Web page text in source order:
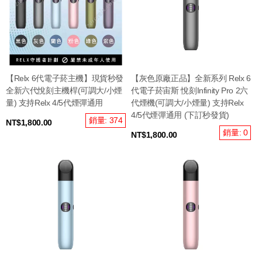
【Relx 6代電子菸主機】現貨秒發
全新六代悅刻主機桿(可調大/小煙
量) 支持Relx 4/5代煙彈通用
NT$1,800.00 銷量: 374
【灰色原廠正品】全新系列 Relx 6
代電子菸宙斯 悅刻Infinity Pro 2六
代煙機(可調大/小煙量) 支持Relx
4/5代煙彈通用 (下訂秒發貨)
NT$1,800.00 銷量: 0